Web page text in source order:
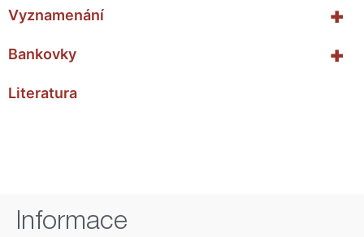
+
Vyznamenání
+
Bankovky
Literatura
Informace